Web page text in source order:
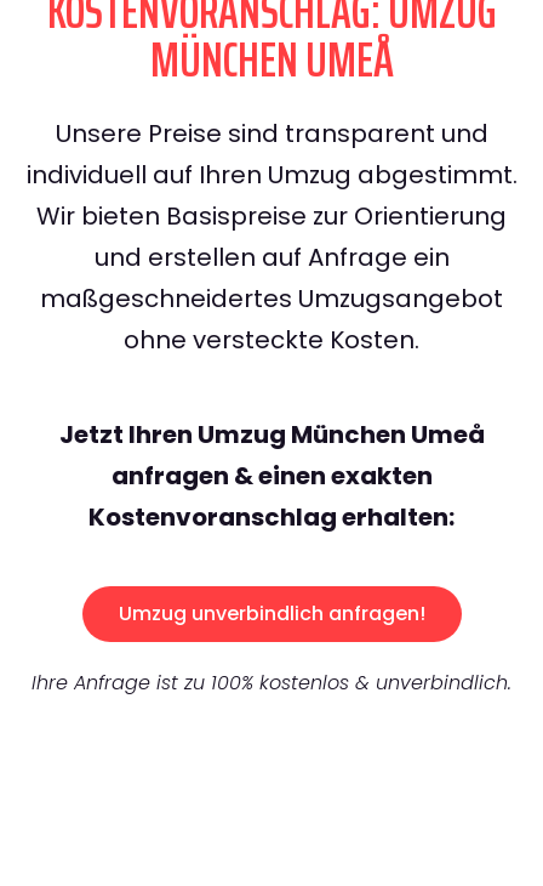
MÜNCHEN UMEÅ
Unsere Preise sind transparent und
individuell auf Ihren Umzug abgestimmt.
Wir bieten Basispreise zur Orientierung
und erstellen auf Anfrage ein
maßgeschneidertes Umzugsangebot
ohne versteckte Kosten.
Jetzt Ihren Umzug München Umeå
anfragen & einen exakten
Kostenvoranschlag erhalten:
Umzug unverbindlich anfragen!
Ihre Anfrage ist zu 100% kostenlos & unverbindlich.